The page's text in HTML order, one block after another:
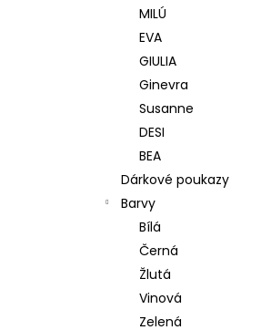
MILÚ
EVA
GIULIA
Ginevra
Susanne
DESI
BEA
Dárkové poukazy
Barvy
Bílá
Černá
Žlutá
Vinová
Zelená